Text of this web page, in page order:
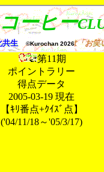
第11期
ポイントラリー
得点データ
2005-03-19 現在
【ｷﾘ番点+ｸｲｽﾞ点】
('04/11/18～'05/3/17)